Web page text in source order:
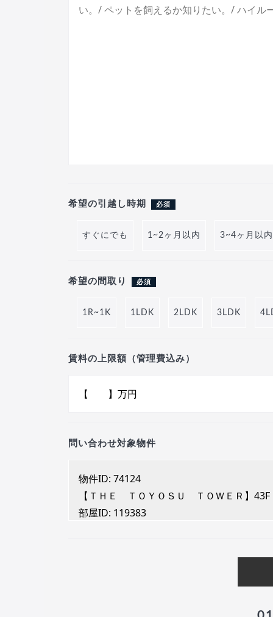
希望の引越し時期 必須
すぐにでも 1~2ヶ月以内 3~4ヶ月以内
希望の間取り 必須
1R~1K 1LDK 2LDK 3LDK
賃料の上限額（管理費込み）
問い合わせ対象物件